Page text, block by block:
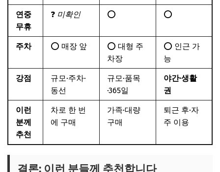
연중
무휴
❓ 미확인 ⭕ ⭕
주차 ⭕ 매장 앞
⭕ 대형 주
차장
⭕ 인근 가
능
강점
규모·주차·
동선
규모·품목
·365일
야간·생활
권
이런
분께
추천
차로 한 번
에 구매
가족·대량
구매
퇴근 후·자
주 이용
결론: 이런 분들께 추천합니다